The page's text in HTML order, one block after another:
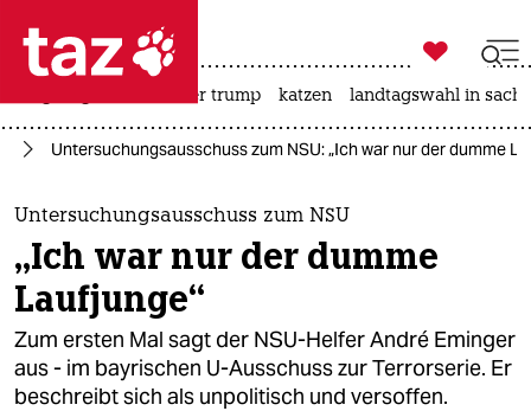
 taz zahl ich
taz zahl ich
themen
politik
öko
gesellschaft

taz zahl ich
usa unter trump katzen landtagswahl in
Untersuchungsausschuss zum NSU: „Ich war nur der dumme
Untersuchungsausschuss zum NSU
„Ich war nur der dumme
Laufjunge“
Zum ersten Mal sagt der NSU-Helfer André Eminger
aus - im bayrischen U-Ausschuss zur Terrorserie. Er
beschreibt sich als unpolitisch und versoffen.